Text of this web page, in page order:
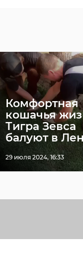
Комфортная
кошачья
Тигра Зевса
балуют в
29 июля 2024, 16:33